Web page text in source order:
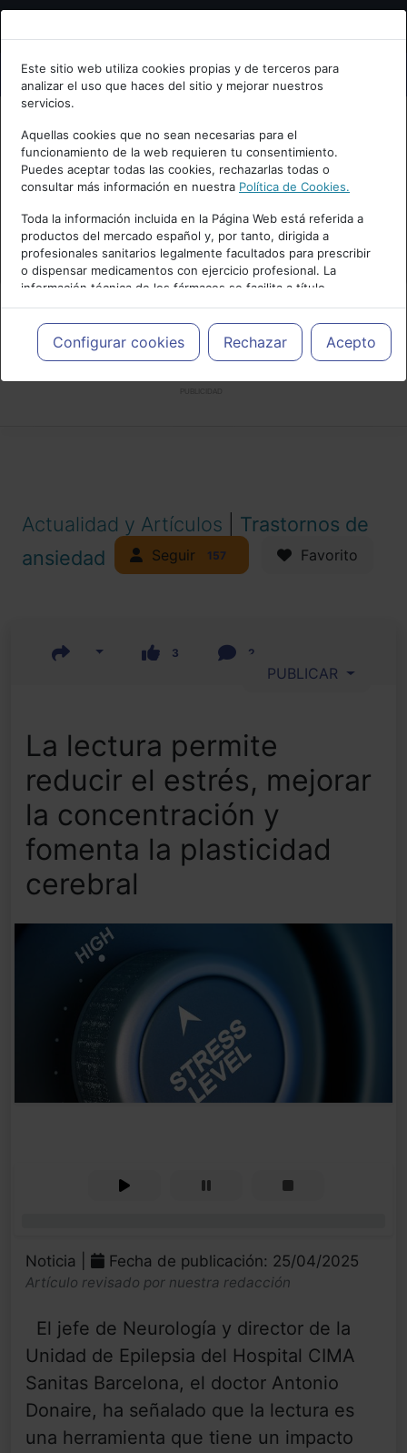
Bienvenid@ a psiquiatria.com
Escribe tu Email
Accede o regístrate con tu email.
Cancelar
Este sitio web utiliza cookies propias y de terceros para
analizar el uso que haces del sitio y mejorar nuestros
servicios.
Aquellas cookies que no sean necesarias para el
funcionamiento de la web requieren tu consentimiento.
Puedes aceptar todas las cookies, rechazarlas todas o
consultar más información en nuestra Política de Cookies.
Toda la información incluida en la Página Web está referida a
productos del mercado español y, por tanto, dirigida a
profesionales sanitarios legalmente facultados para prescribir
o dispensar medicamentos con ejercicio profesional. La
información técnica de los fármacos se facilita a título
meramente informativo, siendo responsabilidad de los
profesionales facultados prescribir medicamentos y decidir, en
cada caso concreto, el tratamiento más adecuado a las
necesidades del paciente.
Configurar cookies Rechazar Acepto
Actualidad y Artículos
Trastornos de
ansiedad
Seguir 157 Favorito
3 2
PUBLICAR
La lectura permite
reducir el estrés, mejorar
la concentración y
fomenta la plasticidad
cerebral
Noticia | Fecha de publicación: 25/04/2025
Artículo revisado por nuestra redacción
El jefe de Neurología y director de la
Unidad de Epilepsia del Hospital CIMA
Sanitas Barcelona, el doctor Antonio
Donaire, ha señalado que la lectura es
una herramienta que tiene un impacto